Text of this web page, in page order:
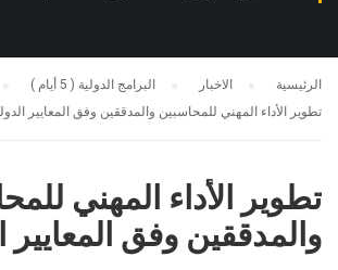
الرئيسية الاخبار
البرامج الدولية ( 5 أيام )
تطوير الأداء المهني للمحاسبين والمدققين وفق المعايير
تطوير الأداء المهني
والمدققين وفق المعايير